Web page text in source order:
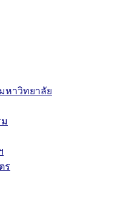
หาวิทยาลัย
ร